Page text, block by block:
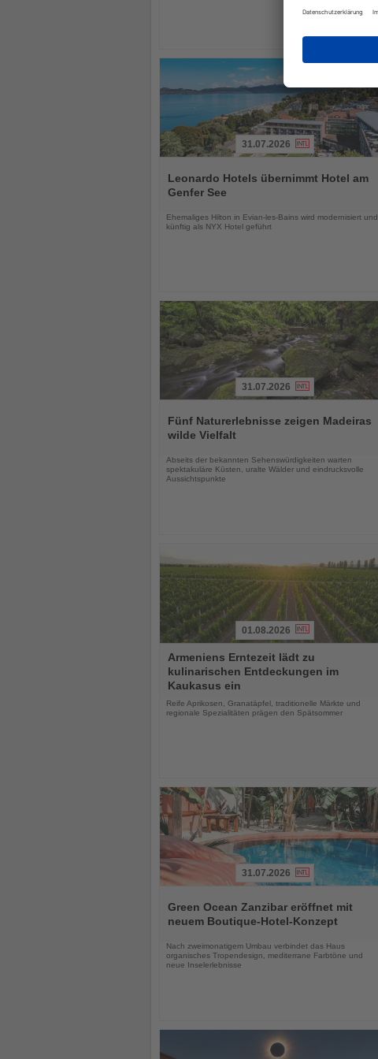
Sie
die
31.07.2026
Leonardo Hotels übernimmt Hotel am
Genfer See
Ehemaliges Hilton in Evian-les-Bains wird modernisiert und
künftig als NYX Hotel geführt
Sie
die
31.07.2026
Fünf Naturerlebnisse zeigen Madeiras
wilde Vielfalt
Abseits der bekannten Sehenswürdigkeiten warten
spektakuläre Küsten, uralte Wälder und eindrucksvolle
Aussichtspunkte
Sie
die
Nachrichten
01.08.2026
Armeniens Erntezeit lädt zu
kulinarischen Entdeckungen im
Kaukasus ein
Reife Aprikosen, Granatäpfel, traditionelle Märkte und
regionale Spezialitäten prägen den Spätsommer
Sie
die
31.07.2026
Green Ocean Zanzibar eröffnet mit
neuem Boutique-Hotel-Konzept
Nach zweimonatigem Umbau verbindet das Haus
organisches Tropendesign, mediterrane Farbtöne und
neue Inselerlebnisse